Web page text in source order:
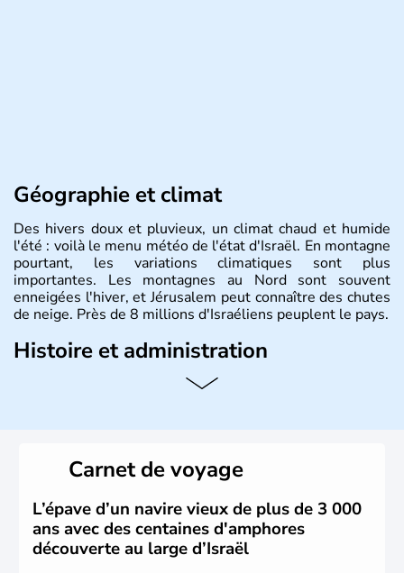
Géographie et climat
Des hivers doux et pluvieux, un climat chaud et humide
l'été : voilà le menu météo de l'état d'Israël. En montagne
pourtant, les variations climatiques sont plus
importantes. Les montagnes au Nord sont souvent
enneigées l'hiver, et Jérusalem peut connaître des chutes
de neige. Près de 8 millions d'Israéliens peuplent le pays.
Histoire et administration
L'Israël est un état de la partie est de la Méditerranée,
vrai essor économique dans le domaine des nouvelles
Carnet de voyage
L’épave d’un navire vieux de plus de 3 000
ans avec des centaines d'amphores
découverte au large d’Israël